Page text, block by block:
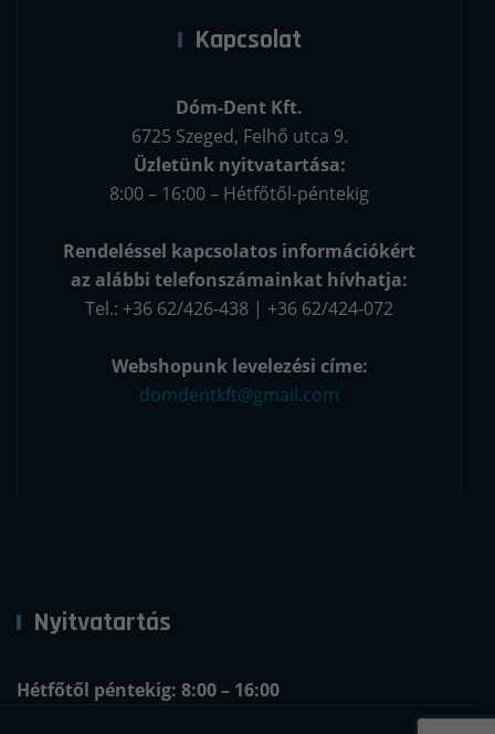
Kapcsolat
Dóm-Dent Kft.
6725 Szeged, Felhő utca 9.
Üzletünk nyitvatartása:
8:00 – 16:00 – Hétfőtől-péntekig
Rendeléssel kapcsolatos információkért
az alábbi telefonszámainkat hívhatja:
Tel.: +36 62/426-438 | +36 62/424-072
Webshopunk levelezési címe:
domdentkft@gmail.com
Nyitvatartás
Hétfőtől péntekig: 8:00 – 16:00